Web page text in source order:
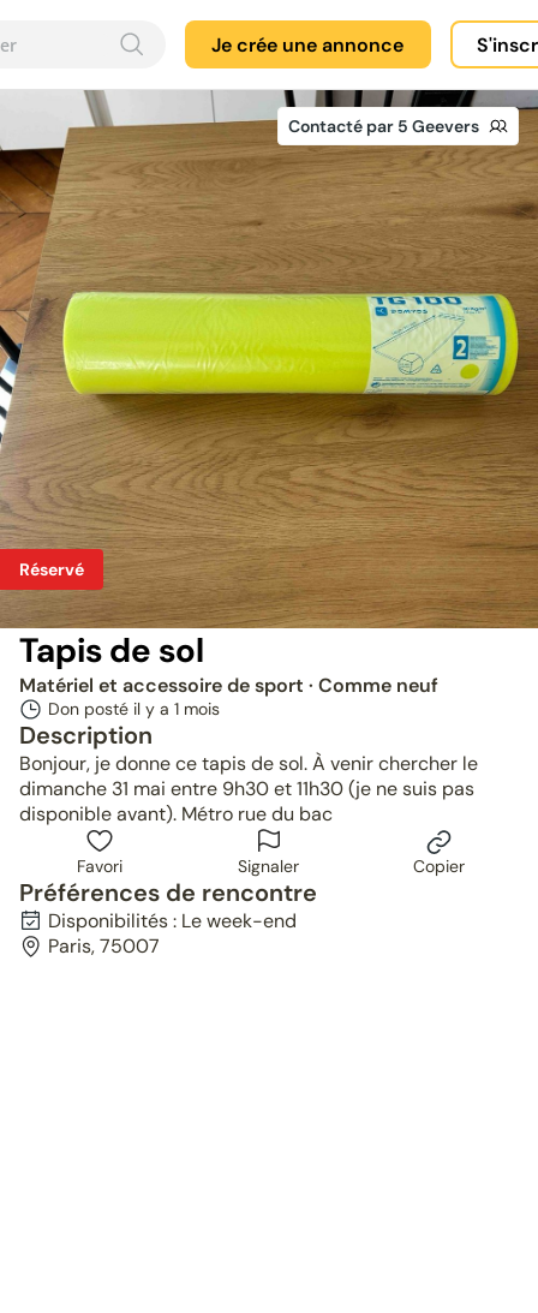
Je crée une annonce
Contacté par 5 Geevers
Réservé
Tapis de sol
Matériel et accessoire de sport · Comme neuf
Don posté il y a 1 mois
Description
Bonjour, je donne ce tapis de sol. À venir chercher le
dimanche 31 mai entre 9h30 et 11h30 (je ne suis pas
disponible avant). Métro rue du bac
Favori Signaler Copier
Préférences de rencontre
Disponibilités : Le week-end
Paris, 75007